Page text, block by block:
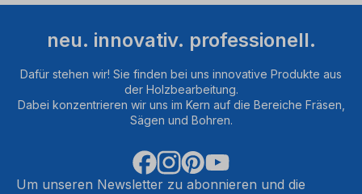
neu. innovativ. professionell.
Dafür stehen wir! Sie finden bei uns innovative Produkte aus
der Holzbearbeitung.
Dabei konzentrieren wir uns im Kern auf die Bereiche Fräsen,
Sägen und Bohren.
Um unseren Newsletter zu abonnieren und die